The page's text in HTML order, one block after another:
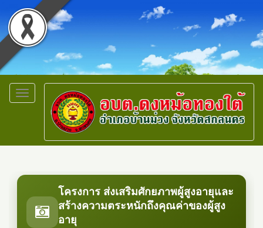
Toggle
navigation
โครงการ ส่งเสริมศักยภาพผู้สูงอายุและ
สร้างความตระหนักถึงคุณค่าของผู้สูง
อายุ